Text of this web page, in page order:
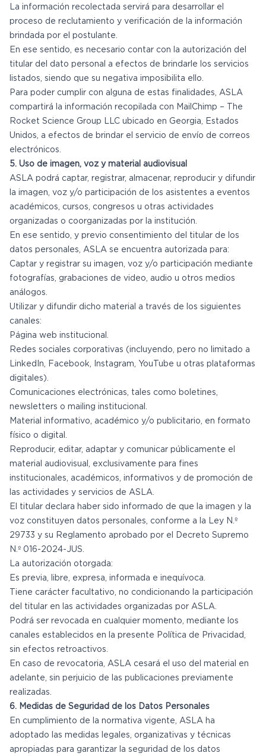
La información recolectada servirá para desarrollar el
proceso de reclutamiento y verificación de la información
brindada por el postulante.
En ese sentido, es necesario contar con la autorización del
titular del dato personal a efectos de brindarle los servicios
listados, siendo que su negativa imposibilita ello.
Para poder cumplir con alguna de estas finalidades, ASLA
compartirá la información recopilada con MailChimp – The
Rocket Science Group LLC ubicado en Georgia, Estados
Unidos, a efectos de brindar el servicio de envío de correos
electrónicos.
5. Uso de imagen, voz y material audiovisual
ASLA podrá captar, registrar, almacenar, reproducir y difundir
la imagen, voz y/o participación de los asistentes a eventos
académicos, cursos, congresos u otras actividades
organizadas o coorganizadas por la institución.
En ese sentido, y previo consentimiento del titular de los
datos personales, ASLA se encuentra autorizada para:
Captar y registrar su imagen, voz y/o participación mediante
fotografías, grabaciones de video, audio u otros medios
análogos.
Utilizar y difundir dicho material a través de los siguientes
canales:
Página web institucional.
Redes sociales corporativas (incluyendo, pero no limitado a
LinkedIn, Facebook, Instagram, YouTube u otras plataformas
digitales).
Comunicaciones electrónicas, tales como boletines,
newsletters o mailing institucional.
Material informativo, académico y/o publicitario, en formato
físico o digital.
Reproducir, editar, adaptar y comunicar públicamente el
material audiovisual, exclusivamente para fines
institucionales, académicos, informativos y de promoción de
las actividades y servicios de ASLA.
El titular declara haber sido informado de que la imagen y la
voz constituyen datos personales, conforme a la Ley N.º
29733 y su Reglamento aprobado por el Decreto Supremo
N.º 016-2024-JUS.
La autorización otorgada:
Es previa, libre, expresa, informada e inequívoca.
Tiene carácter facultativo, no condicionando la participación
del titular en las actividades organizadas por ASLA.
Podrá ser revocada en cualquier momento, mediante los
canales establecidos en la presente Política de Privacidad,
sin efectos retroactivos.
En caso de revocatoria, ASLA cesará el uso del material en
adelante, sin perjuicio de las publicaciones previamente
realizadas.
6. Medidas de Seguridad de los Datos Personales
En cumplimiento de la normativa vigente, ASLA ha
adoptado las medidas legales, organizativas y técnicas
apropiadas para garantizar la seguridad de los datos